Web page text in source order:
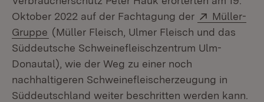
Oktober 2022 auf der Fachtagung der
Extern:
Müller-
Gruppe (Öffnet in neuem Fenster)
(Müller Fleisch, Ulmer Fleisch und das
Süddeutsche Schweinefleischzentrum Ulm-
Donautal), wie der Weg zu einer noch
nachhaltigeren Schweinefleischerzeugung in
Süddeutschland weiter beschritten werden kann.